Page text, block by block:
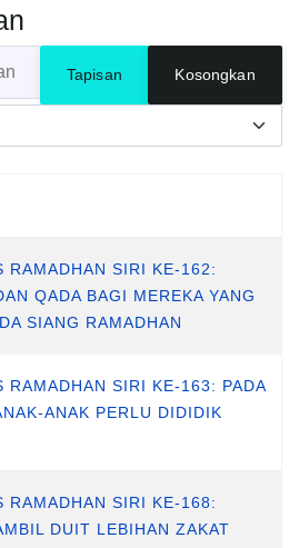
tajuk
Tapisan Kosongkan
RAMADHAN SIRI KE-162:
QADA BAGI MEREKA YANG
SIANG RAMADHAN
RAMADHAN SIRI KE-163: PADA
ANAK PERLU DIDIDIK
RAMADHAN SIRI KE-168:
DUIT LEBIHAN ZAKAT